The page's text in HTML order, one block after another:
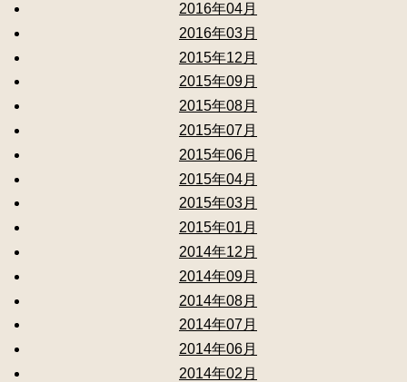
2016年04月
2016年03月
2015年12月
2015年09月
2015年08月
2015年07月
2015年06月
2015年04月
2015年03月
2015年01月
2014年12月
2014年09月
2014年08月
2014年07月
2014年06月
2014年02月